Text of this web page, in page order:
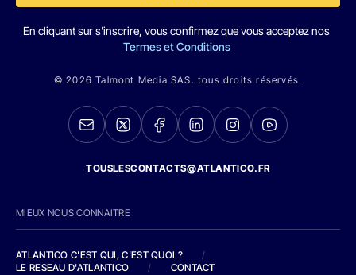
En cliquant sur s'inscrire, vous confirmez que vous acceptez nos
Termes et Conditions
© 2026 Talmont Media SAS. tous droits réservés.
TOUSLESCONTACTS@ATLANTICO.FR
MIEUX NOUS CONNAITRE
ATLANTICO C'EST QUI, C'EST QUOI ?
/
LE RESEAU D'ATLANTICO
/ CONTACT